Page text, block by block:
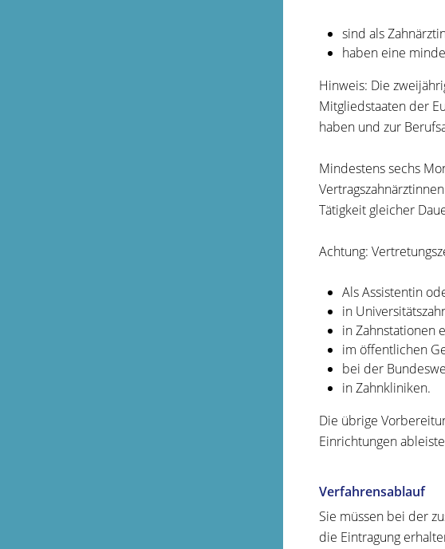
sind als
haben eine
Hinweis: Die
Mitgliedstaaten der
haben und zur
Mindestens sechs
Tätigkeit gleicher
Achtung:
Als Assistentin
in
in Zahnstationen
im öffentlichen
bei der
in Zahnkliniken.
Die übrige
Einrichtungen
Verfahrensablauf
Sie müssen bei der
die Eintragung